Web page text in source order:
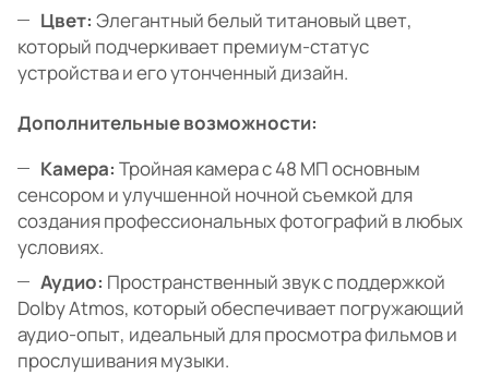
Цвет: Элегантный белый титановый цвет,
который подчеркивает премиум-статус
устройства и его утонченный дизайн.
Дополнительные возможности:
Камера: Тройная камера с 48 МП основным
сенсором и улучшенной ночной съемкой для
создания профессиональных фотографий в любых
условиях.
Аудио: Пространственный звук с поддержкой
Dolby Atmos, который обеспечивает погружающий
аудио-опыт, идеальный для просмотра фильмов и
прослушивания музыки.